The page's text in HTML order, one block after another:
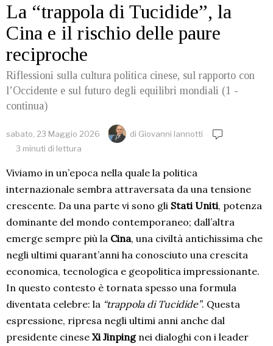
La “trappola di Tucidide”, la
Cina e il rischio delle paure
reciproche
Riflessioni sulla cultura politica cinese, sul rapporto con
l’Occidente e sul futuro degli equilibri mondiali (1 -
continua)
sabato, 23 Maggio 2026 di Giovanni Iannotti
3 minuti di lettura
Viviamo in un’epoca nella quale la politica
internazionale sembra attraversata da una tensione
crescente. Da una parte vi sono gli Stati Uniti, potenza
dominante del mondo contemporaneo; dall’altra
emerge sempre più la Cina, una civiltà antichissima che
negli ultimi quarant’anni ha conosciuto una crescita
economica, tecnologica e geopolitica impressionante.
In questo contesto è tornata spesso una formula
diventata celebre: la “trappola di Tucidide”. Questa
espressione, ripresa negli ultimi anni anche dal
presidente cinese Xi Jinpingnei dialoghi con i leader